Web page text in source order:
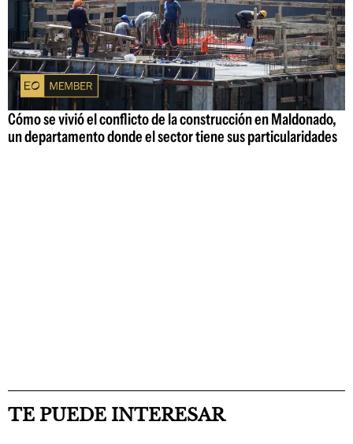
Cómo se vivió el conflicto de la construcción en Maldonado,
un departamento donde el sector tiene sus particularidades
TE PUEDE INTERESAR